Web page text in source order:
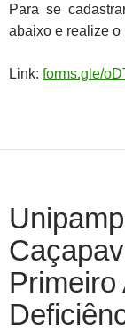
Para se
abaixo e realize o
Link: forms.gle/
Primeiro